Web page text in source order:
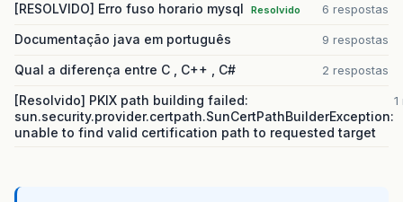
[RESOLVIDO] Erro fuso horario mysql Resolvido 6 respostas
Documentação java em português 9 respostas
Qual a diferença entre C , C++ , C# 2 respostas
[Resolvido] PKIX path building failed:
sun.security.provider.certpath.SunCertPathBuilderException:
unable to find valid certification path to requested target